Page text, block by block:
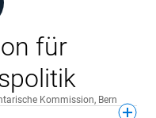
für
Kommission, Bern